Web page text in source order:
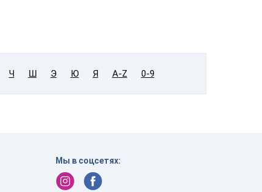
Ч Ш Э Ю Я A-Z 0-9
Мы в соцсетях: